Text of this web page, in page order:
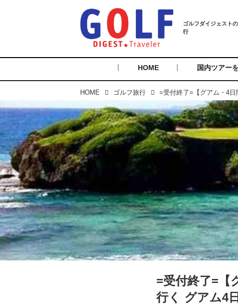
HOME 国内ツアー
HOME ゴルフ旅行
=受付終了=【
行く グアム4